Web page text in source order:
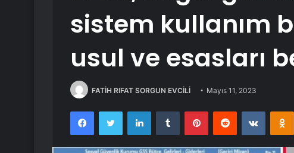
sistem kullanım
usul ve esasları
FATİH RIFAT SORGUN EVCİLİ Mayıs 11, 2023
FacebookTwitter LinkedInTumblr PinterestReddit